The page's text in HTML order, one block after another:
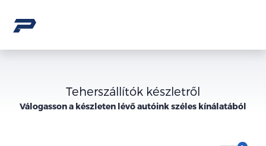
Teherszállítók készletről
Válogasson a készleten lévőautóink széles kínálatából